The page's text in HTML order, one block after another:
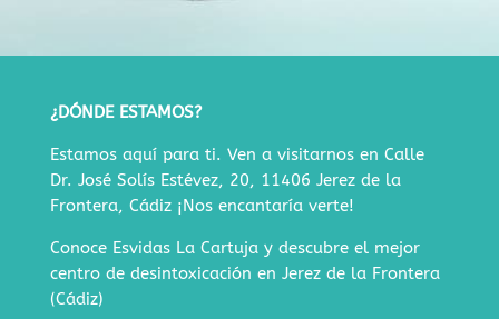
¿DÓNDE ESTAMOS?
Estamos aquí para ti. Ven a visitarnos en Calle
Dr. José Solís Estévez, 20, 11406 Jerez de la
Frontera, Cádiz¡Nos encantaría verte!
Conoce Esvidas La Cartuja y descubre el mejor
centro de desintoxicación en Jerez de la Frontera
(Cádiz)